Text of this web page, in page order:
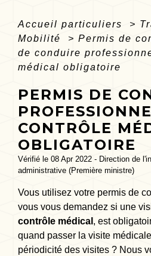
Accueil particuliers >
Mobilité
> Permis de
de conduire
médical obligatoire
PERMIS DE
CONTRÔLE
OBLIGATOIRE
Vérifié le 08 Apr 2022 - Direction de
administrative (Première ministre)
Vous utilisez votre permis de
vous vous demandez si une
contrôle médical , est
quand passer la visite
périodicité des visites ? Nous